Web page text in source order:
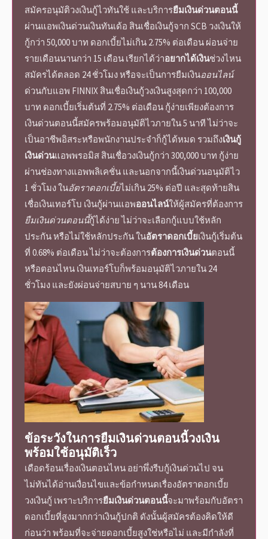
สมัครอนุมัติวงเงินกู้ไวทันใช้ และบริการยืมเงินด่วนตอนนี้
ผ่านแอพเงินด่วนเงินทันเด้อ สินเชื่อเงินกู้จาก SCB วงเงินให้
กู้กว่า 50,000 บาท ดอกเบี้ยไม่เกิน 2.75% ต่อเดือน ผ่อนจ่าย
รายเดือนนานกว่า 15 เดือน เรียกได้ว่าอยากได้เงินช่วงไหน
สมัครได้ตลอด 24 ชั่วโมง หรือจะเป็นการยืมเงินออนไลน์
ด่วนกับแอพ FINNIX สินเชื่อเงินกู้วงเงินสูงสุดกว่า 100,000
บาท ดอกเบี้ยเริ่มต้นที่ 2.75% ต่อเดือน กู้ง่ายเพียงต้องการ
เงินด่วนตอนนี้สมัครพร้อมอนุมัติไวภายใน 5 นาทีไม่ว่าจะ
เป็นอาชีพอิสระหรือพนักงานประจำก็กู้ได้หมด รวมถึงเงินกู้
เงินด่วนแอพพรอมิส สินเชื่อวงเงินกู้กว่า 300,000 บาท กู้ง่าย
ผ่านช่องทางแอพพลิเคชั่น และนอกจากนี้เงินด่วนอนุมัติไว
1 ชั่วโมง ในอัตราดอกเบี้ยไม่เกิน 25% ต่อปี และสุดท้ายสิน
เชื่อเงินเทอร์โบ เงินกู้ผ่านแอพออนไลน์ให้ผู้สมัครที่ต้องการ
ยืมเงินด่วนตอนนี้กู้ได้ง่าย ไม่ว่าจะเลือกกู้แบบใช้หลัก
ประกัน หรือไม่ใช้หลักประกัน ในอัตราดอกเบี้ยเงินกู้เริ่มต้น
ที่ 0.68% ต่อเดือน ไม่ว่าจะต้องการต้องการเงินด่วนตอนนี้
หรือตอนไหน เงินเทอร์โบก็พร้อมอนุมัติไวภายใน 24
ชั่วโมง และยังผ่อนจ่ายสบาย ๆ นาน 84 เดือน
ข้อระวังในการยืมเงินด่วนตอนนี้วงเงิน
พร้อมใช้อนุมัติเร็ว
เดือดร้อนเรื่องเงินตอนไหน อย่าพึ่งรีบกู้เงินด่วนไป จน
ไม่ทันได้อ่านเงื่อนไขและข้อกำหนดเรื่องอัตราดอกเบี้ย
วงเงินกู้ เพราะบริการยืมเงินด่วนตอนนี้จะมาพร้อมกับอัตรา
ดอกเบี้ยที่สูงมากกว่าเงินกู้ปกติ ดังนั้นผู้สมัครต้องคิดให้ดี
ก่อนว่า พร้อมที่จะจ่ายดอกเบี้ยสูงใช่หรือไม่ และมีกำลังที่